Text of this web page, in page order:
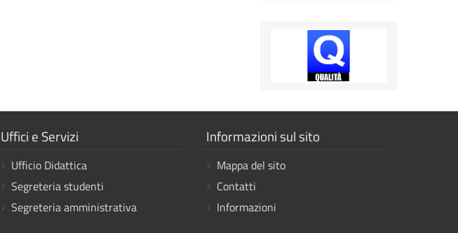
Mostra
link
Uffici e Servizi
Ufficio Didattica
Segreteria studenti
Segreteria amministrativa
Mostra
link
Informazioni sul sito
Mappa del sito
Contatti
Informazioni